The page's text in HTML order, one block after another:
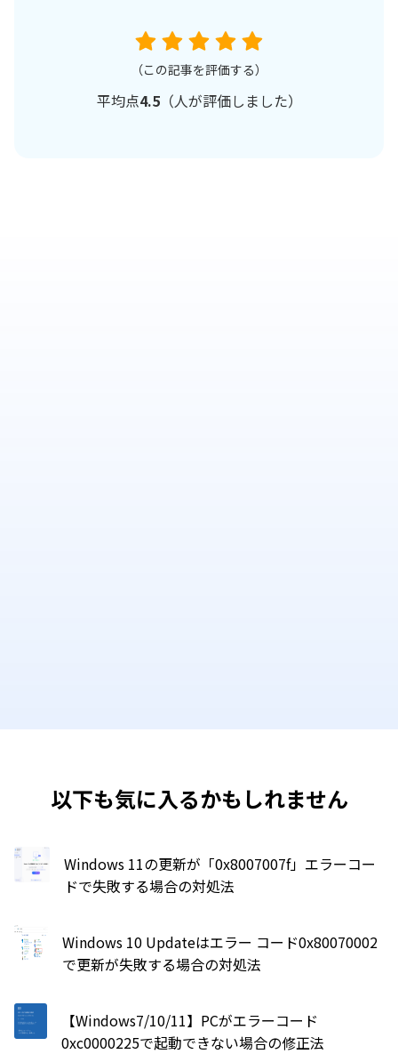
（この記事を評価する）
平均点4.5（人が評価しました）
以下も気に入るかもしれません
Windows 11の更新が「0x8007007f」エラーコー
ドで失敗する場合の対処法
Windows 10 Updateはエラー コード0x80070002
で更新が失敗する場合の対処法
【Windows7/10/11】PCがエラーコード
0xc0000225で起動できない場合の修正法